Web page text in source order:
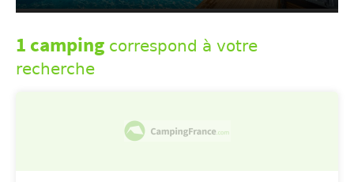
1 camping correspond à votre
recherche